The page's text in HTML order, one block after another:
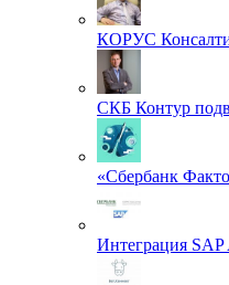
КОРУС
СКБ Контур
«Сбербанк
Интеграция